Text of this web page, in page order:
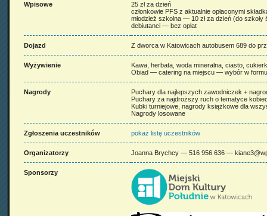
Wpisowe
25 zł za dzień
członkowie PFS z aktualnie opłaconymi
młodzież szkolna — 10 zł za dzień (do szkoły
debiutanci — bez opłat
Dojazd Z dworca w Katowicach autobusem 689 do
Wyżywienie
Kawa, herbata, woda mineralna, ciasto,
Obiad — catering na miejscu — wybór w
Nagrody
Puchary dla najlepszych zawodniczek +
Puchary za najdroższy ruch o tematyce
Kubki turniejowe, nagrody książkowe dla
Nagrody losowane
Zgłoszenia uczestników pokaż listę uczestników
Organizatorzy Joanna Brychcy — 516 956 636 —
Sponsorzy